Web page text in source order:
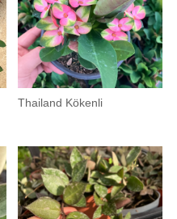
Thailand Kökenli